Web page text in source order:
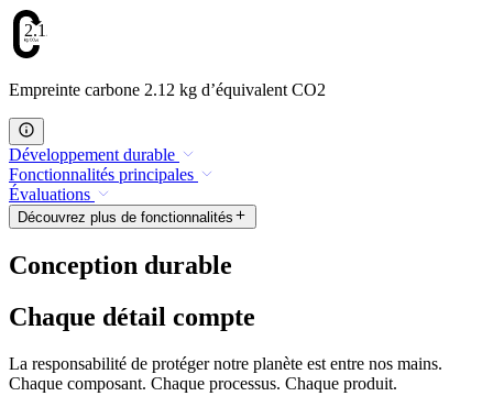
2.12
Empreinte carbone 2.12 kg d’équivalent CO2
Développement durable
Fonctionnalités principales
Évaluations
Découvrez plus de fonctionnalités
Conception durable
Chaque détail compte
La responsabilité de protéger notre planète est entre nos mains.
Chaque composant. Chaque processus. Chaque produit.